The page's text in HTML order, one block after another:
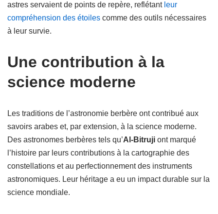
astres servaient de points de repère, reflétant leur
compréhension des étoiles comme des outils nécessaires
à leur survie.
Une contribution à la
science moderne
Les traditions de l’astronomie berbère ont contribué aux
savoirs arabes et, par extension, à la science moderne.
Des astronomes berbères tels qu’Al-Bitruji ont marqué
l’histoire par leurs contributions à la cartographie des
constellations et au perfectionnement des instruments
astronomiques. Leur héritage a eu un impact durable sur la
science mondiale.